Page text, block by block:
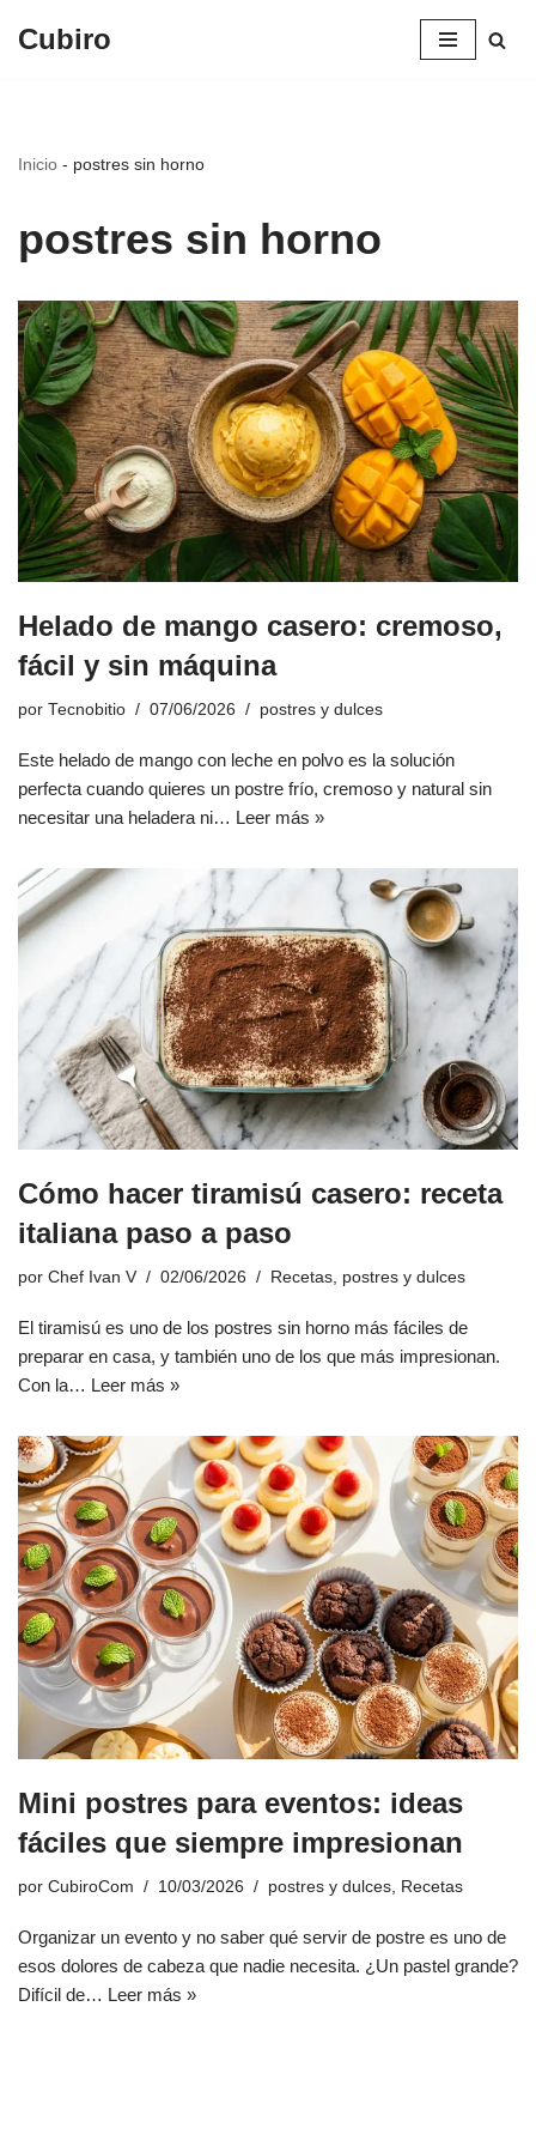
Cubiro
Inicio - postres sin horno
postres sin horno
Helado de mango casero: cremoso,
fácil y sin máquina
por Tecnobitio 07/06/2026 postres y dulces
Este helado de mango con leche en polvo es la solución
perfecta cuando quieres un postre frío, cremoso y natural sin
necesitar una heladera ni… Leer más »
Cómo hacer tiramisú casero: receta
italiana paso a paso
por Chef Ivan V 02/06/2026 Recetas, postres y dulces
El tiramisú es uno de los postres sin horno más fáciles de
preparar en casa, y también uno de los que más impresionan.
Con la… Leer más »
Mini postres para eventos: ideas
fáciles que siempre impresionan
por CubiroCom 10/03/2026 postres y dulces Recetas
Organizar un evento y no saber qué servir de postre es uno de
esos dolores de cabeza que nadie necesita. ¿Un pastel grande?
Difícil de… Leer más »